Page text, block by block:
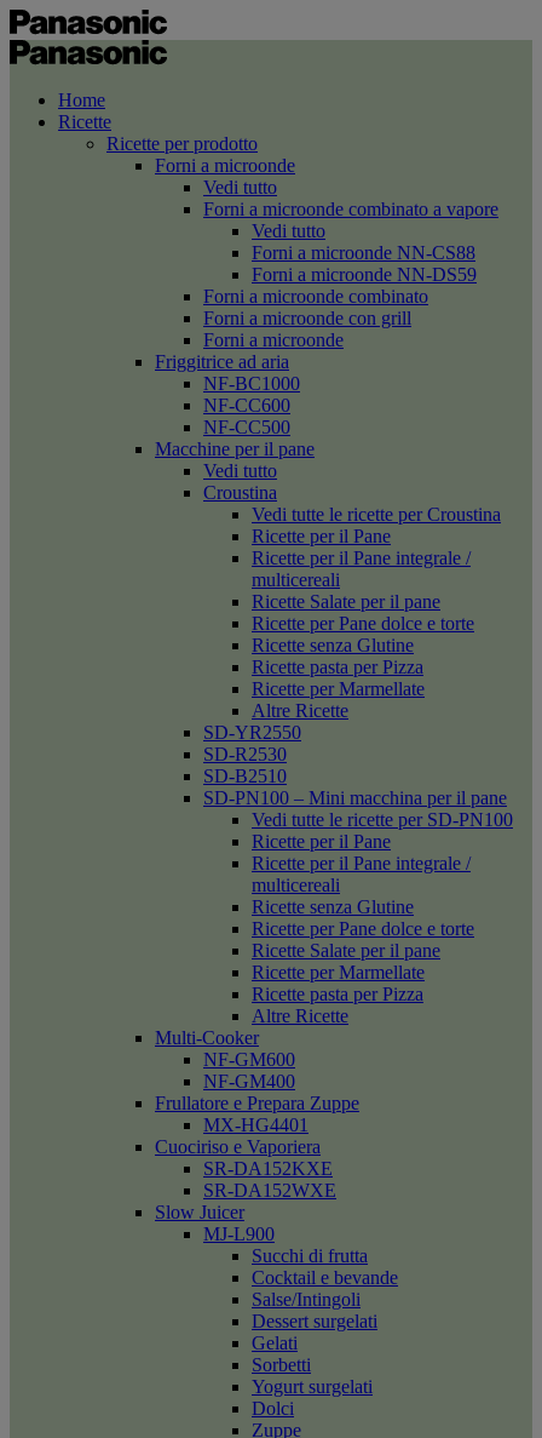
Home
Ricette
Ricette per prodotto
Forni a microonde
Vedi tutto
Forni a microonde combinato a vapore
Vedi tutto
Forni a microonde NN-CS88
Forni a microonde NN-DS59
Forni a microonde combinato
Forni a microonde con grill
Forni a microonde
Friggitrice ad aria
NF-BC1000
NF-CC600
NF-CC500
Macchine per il pane
Vedi tutto
Croustina
Vedi tutte le ricette per Croustina
Ricette per il Pane
Ricette per il Pane integrale /
multicereali
Ricette Salate per il pane
Ricette per Pane dolce e torte
Ricette senza Glutine
Ricette pasta per Pizza
Ricette per Marmellate
Altre Ricette
SD-YR2550
SD-R2530
SD-B2510
SD-PN100 – Mini macchina per il pane
Vedi tutte le ricette per SD-PN100
Ricette per il Pane
Ricette per il Pane integrale /
multicereali
Ricette senza Glutine
Ricette per Pane dolce e torte
Ricette Salate per il pane
Ricette per Marmellate
Ricette pasta per Pizza
Altre Ricette
Multi-Cooker
NF-GM600
NF-GM400
Frullatore e Prepara Zuppe
MX-HG4401
Cuociriso e Vaporiera
SR-DA152KXE
SR-DA152WXE
Slow Juicer
MJ-L900
Succhi di frutta
Cocktail e bevande
Salse/Intingoli
Dessert surgelati
Gelati
Sorbetti
Yogurt surgelati
Dolci
Zuppe